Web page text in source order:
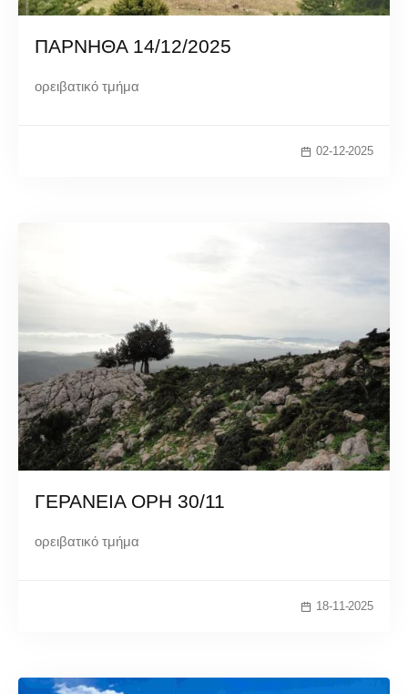
ΠΑΡΝΗΘΑ 14/12/2025
ορειβατικό τμήμα
02-12-2025
ΓΕΡΑΝΕΙΑ ΟΡΗ 30/11
ορειβατικό τμήμα
18-11-2025